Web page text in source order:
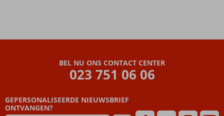
BEL NU ONS CONTACT CENTER
023 751 06 06
GEPERSONALISEERDE NIEUWSBRIEF
ONTVANGEN?